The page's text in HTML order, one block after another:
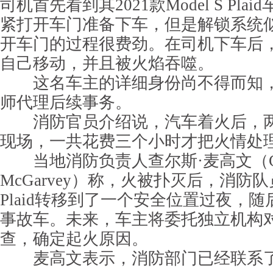
司机首先看到其2021款Model S Plaid
紧打开车门准备下车，但是解锁系统
开车门的过程很费劲。在司机下车后
自己移动，并且被火焰吞噬。
这名车主的详细身份尚不得而知
师代理后续事务。
消防官员介绍说，汽车着火后，
现场，一共花费三个小时才把火情处
当地消防负责人查尔斯·麦高文（
McGarvey）称，火被扑灭后，消防
Plaid转移到了一个安全位置过夜，随
事故车。未来，车主将委托独立机构
查，确定起火原因。
麦高文表示，消防部门已经联系